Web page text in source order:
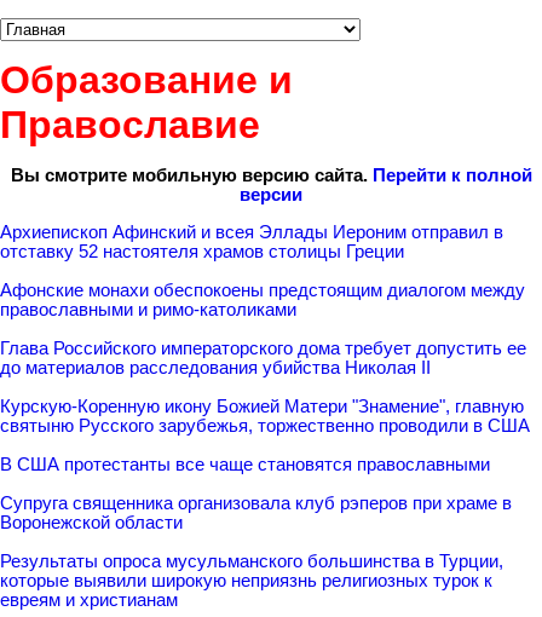
Образование и
Православие
Вы смотрите мобильную версию сайта. Перейти к полной
версии
Архиепископ Афинский и всея Эллады Иероним отправил в
отставку 52 настоятеля храмов столицы Греции
Афонские монахи обеспокоены предстоящим диалогом между
православными и римо-католиками
Глава Российского императорского дома требует допустить ее
до материалов расследования убийства Николая II
Курскую-Коренную икону Божией Матери "Знамение", главную
святыню Русского зарубежья, торжественно проводили в США
В США протестанты все чаще становятся православными
Супруга священника организовала клуб рэперов при храме в
Воронежской области
Результаты опроса мусульманского большинства в Турции,
которые выявили широкую неприязнь религиозных турок к
евреям и христианам